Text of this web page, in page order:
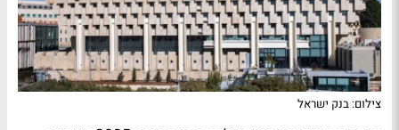
צילום: בנק ישראל